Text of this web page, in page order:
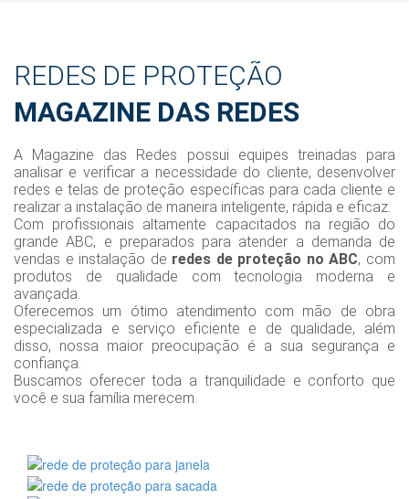
REDES DE PROTEÇÃO
MAGAZINE DAS REDES
A Magazine das Redes possui equipes treinadas para
analisar e verificar a necessidade do cliente, desenvolver
redes e telas de proteção específicas para cada cliente e
realizar a instalação de maneira inteligente, rápida e eficaz.
Com profissionais altamente capacitados na região do
grande ABC, e preparados para atender a demanda de
vendas e instalação de redes de proteção no ABC, com
produtos de qualidade com tecnologia moderna e
avançada.
Oferecemos um ótimo atendimento com mão de obra
especializada e serviço eficiente e de qualidade, além
disso, nossa maior preocupação é a sua segurança e
confiança.
Buscamos oferecer toda a tranquilidade e conforto que
você e sua família merecem.